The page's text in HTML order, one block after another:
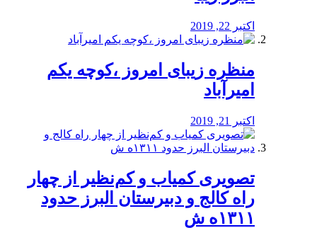
اکتبر 22, 2019
منظره‌‌ زیبای امروز ،کوچه یکم
امیرآباد
اکتبر 21, 2019
️تصویری کمیاب و کم‌نظیر از چهار
راه كالج و دبيرستان البرز حدود
۱۳۱۱ه ش